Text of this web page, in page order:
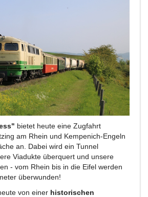
bietet heute eine Zugfahrt
am Rhein und Kempenich-Engeln
an. Dabei wird ein Tunnel
Viadukte überquert und unsere
- vom Rhein bis in die Eifel werden
überwunden!
von einer historischen